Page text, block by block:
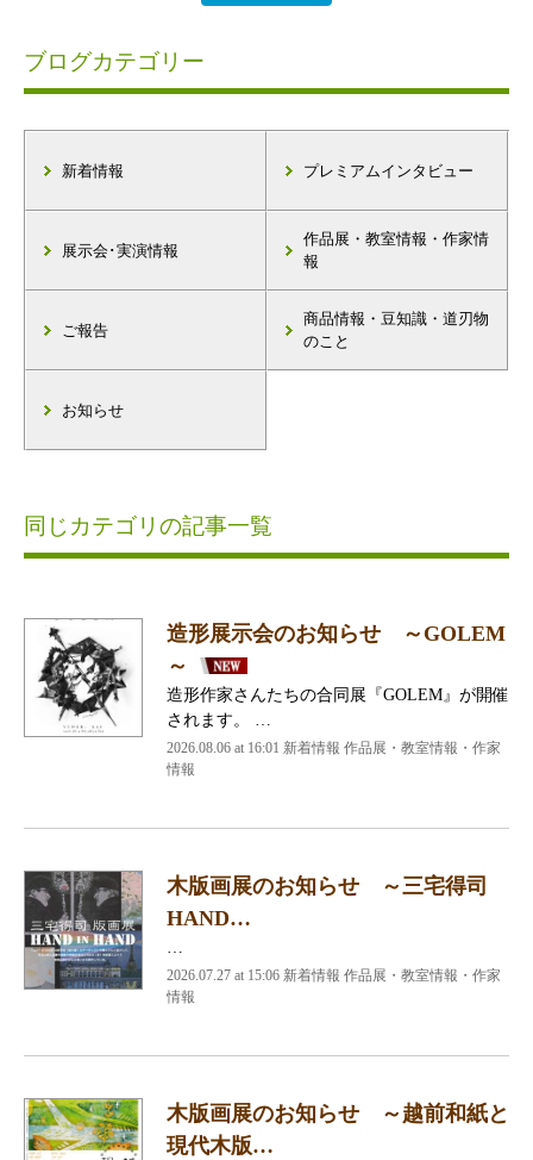
ブログカテゴリー
新着情報 プレミアムインタビュー
展示会･実演情報
作品展・教室情報・作家情
報
ご報告
商品情報・豆知識・道刃物
のこと
お知らせ
同じカテゴリの記事一覧
造形展示会のお知らせ ～GOLEM
～
造形作家さんたちの合同展『GOLEM』が開催
されます。 …
2026.08.06 at 16:01 新着情報 作品展・教室情報・作家
情報
木版画展のお知らせ ～三宅得司
HAND…
2026.07.27 at 15:06 新着情報 作品展・教室情報・作家
情報
木版画展のお知らせ ～越前和紙と
現代木版…